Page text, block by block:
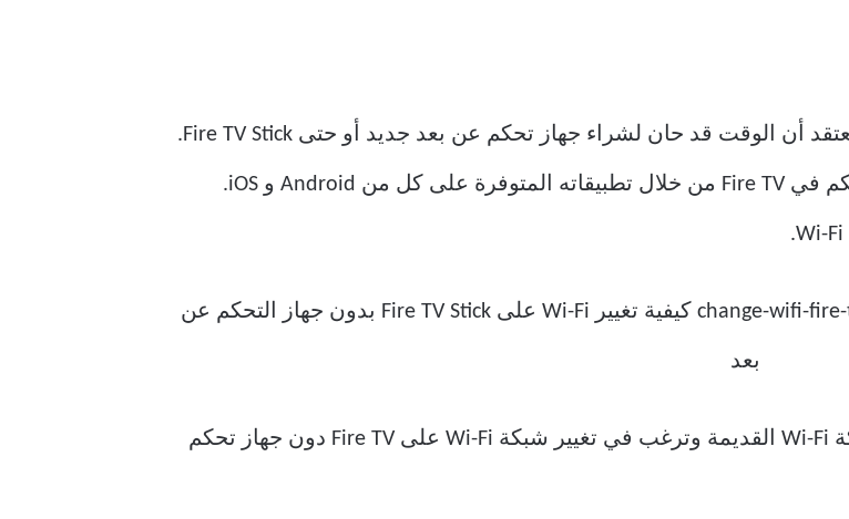
إذا لم يكن جهاز التحكم عن بُعد مفيدًا أو فقدته ، فقد تعتقد أن الوقت قد حان لشراء جهاز تحكم عن بعد جديد أو حتى Fire TV Stick.
و لكن، ليس هذا هو الحل بالنسبة لك حيث يمكنك التحكم في Fire TV من خلال تطبيقاته المتوفرة على كل من Android و iOS.
لذلك ، إذا كنت لا تزال تتمتع بإمكانية الوصول إلى شبكة Wi-Fi القديمة وترغب في تغيير شبكة Wi-Fi على Fire TV دون جهاز تحكم